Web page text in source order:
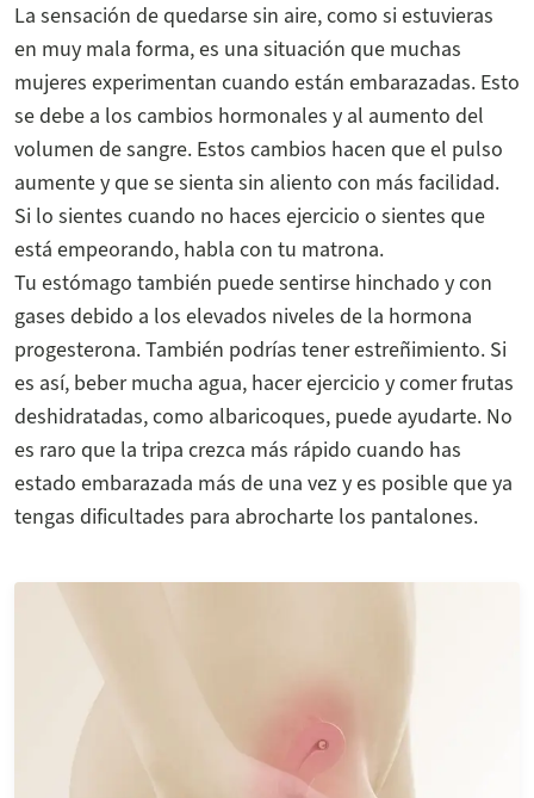
La sensación de quedarse sin aire, como si estuvieras
en muy mala forma, es una situación que muchas
mujeres experimentan cuando están embarazadas. Esto
se debe a los cambios hormonales y al aumento del
volumen de sangre. Estos cambios hacen que el pulso
aumente y que se sienta sin aliento con más facilidad.
Si lo sientes cuando no haces ejercicio o sientes que
está empeorando, habla con tu matrona.
Tu estómago también puede sentirse hinchado y con
gases debido a los elevados niveles de la hormona
progesterona. También podrías tener estreñimiento. Si
es así, beber mucha agua, hacer ejercicio y comer frutas
deshidratadas, como albaricoques, puede ayudarte. No
es raro que la tripa crezca más rápido cuando has
estado embarazada más de una vez y es posible que ya
tengas dificultades para abrocharte los pantalones.